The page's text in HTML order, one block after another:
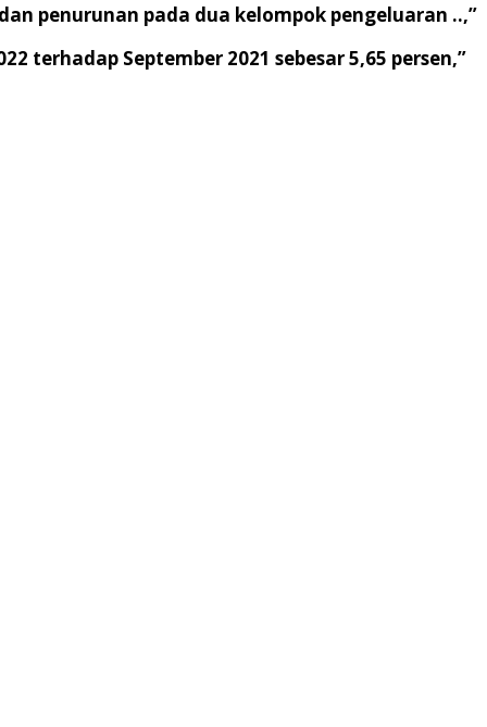
penurunan pada dua kelompok pengeluaran ..,”
terhadap September 2021 sebesar 5,65 persen,”